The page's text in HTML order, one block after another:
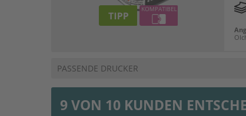
PASSENDE DRUCKER
9 VON 10 KUNDEN